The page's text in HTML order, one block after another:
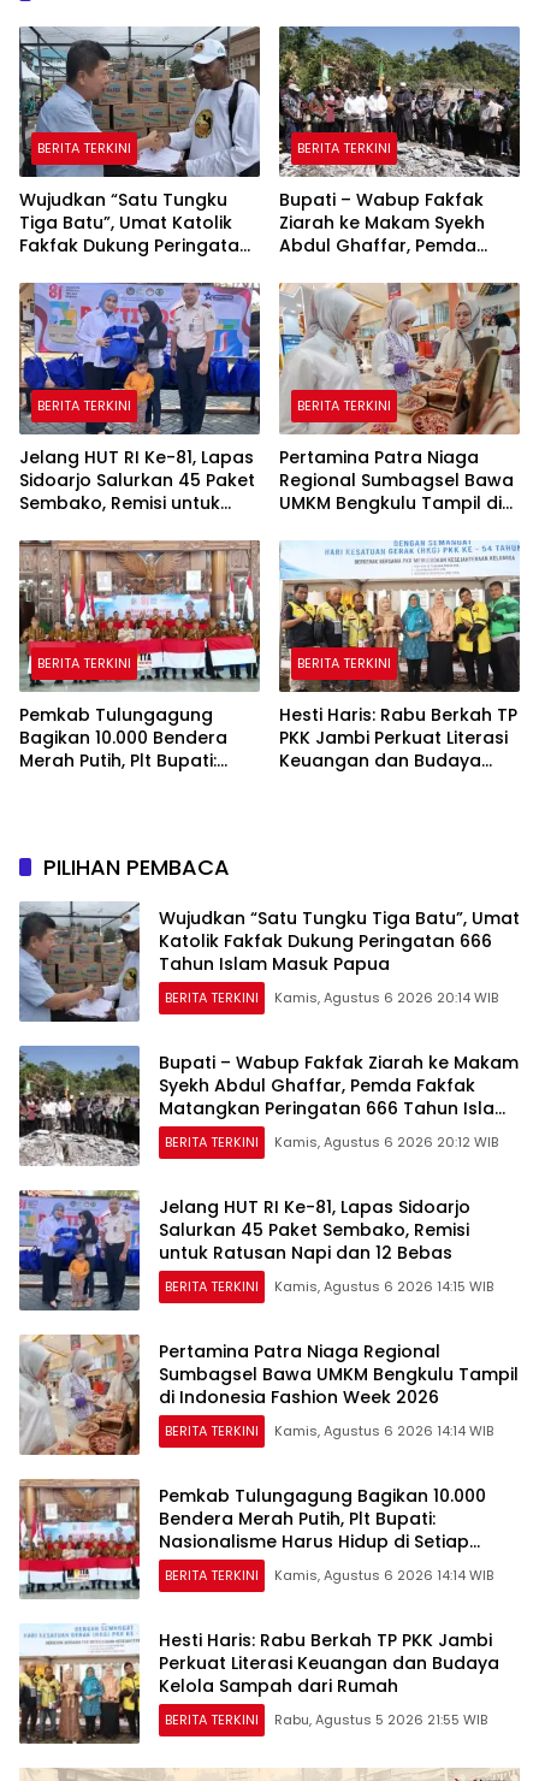
BERITA TERKINI
Wujudkan “Satu Tungku
Tiga Batu”, Umat Katolik
Fakfak Dukung Peringatan
Papua
BERITA TERKINI
Bupati – Wabup Fakfak
Ziarah ke Makam Syekh
Abdul Ghaffar, Pemda
Peringatan 666 Tahun
Islam Masuk Tanah Papua
BERITA TERKINI
Jelang HUT RI Ke-81, Lapas
Sidoarjo Salurkan 45 Paket
Sembako, Remisi untuk
BERITA TERKINI
Pertamina Patra Niaga
Regional Sumbagsel Bawa
UMKM Bengkulu Tampil di
2026
BERITA TERKINI
Pemkab Tulungagung
Bagikan 10.000 Bendera
Merah Putih, Plt Bupati:
BERITA TERKINI
Hesti Haris: Rabu Berkah TP
PKK Jambi Perkuat Literasi
Keuangan dan Budaya
PILIHAN PEMBACA
Wujudkan “Satu Tungku Tiga Batu”, Umat
Katolik Fakfak Dukung Peringatan 666
Tahun Islam Masuk Papua
BERITA TERKINI Kamis, Agustus 6 2026 20:14 WIB
Bupati – Wabup Fakfak Ziarah ke Makam
Syekh Abdul Ghaffar, Pemda Fakfak
Matangkan Peringatan 666 Tahun Islam
Masuk Tanah Papua
BERITA TERKINI Kamis, Agustus 6 2026 20:12 WIB
Jelang HUT RI Ke-81, Lapas Sidoarjo
Salurkan 45 Paket Sembako, Remisi
untuk Ratusan Napi dan 12 Bebas
BERITA TERKINI Kamis, Agustus 6 2026 14:15 WIB
Pertamina Patra Niaga Regional
Sumbagsel Bawa UMKM Bengkulu Tampil
di Indonesia Fashion Week 2026
BERITA TERKINI Kamis, Agustus 6 2026 14:14 WIB
Pemkab Tulungagung Bagikan 10.000
Bendera Merah Putih, Plt Bupati:
Nasionalisme Harus Hidup di Setiap
Rumah
BERITA TERKINI Kamis, Agustus 6 2026 14:14 WIB
Hesti Haris: Rabu Berkah TP PKK Jambi
Perkuat Literasi Keuangan dan Budaya
Kelola Sampah dari Rumah
BERITA TERKINI Rabu, Agustus 5 2026 21:55 WIB